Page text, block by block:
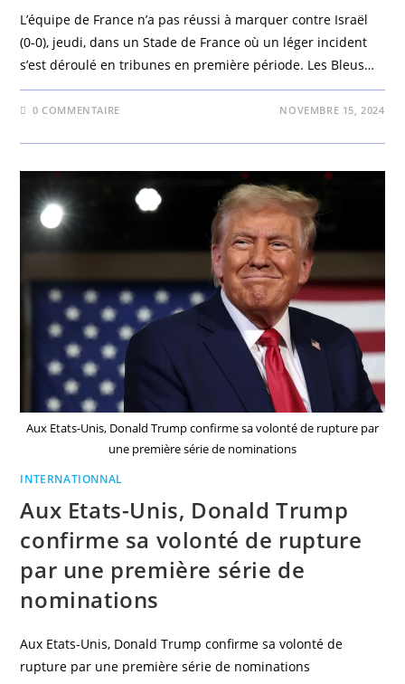
L’équipe de France n’a pas réussi à marquer contre Israël
(0-0), jeudi, dans un Stade de France où un léger incident
s’est déroulé en tribunes en première période. Les Bleus…
0 COMMENTAIRE NOVEMBRE 15, 2024
Aux Etats-Unis, Donald Trump confirme sa volonté de rupture par
une première série de nominations
INTERNATIONNAL
Aux Etats-Unis, Donald Trump
confirme sa volonté de rupture
par une première série de
nominations
Aux Etats-Unis, Donald Trump confirme sa volonté de
rupture par une première série de nominations